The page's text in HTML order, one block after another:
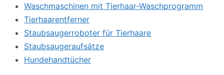
Waschmaschinen mit Tierhaar-Waschprogramm
Tierhaarentferner
Staubsaugerroboter für Tierhaare
Staubsaugeraufsätze
Hundehandtücher